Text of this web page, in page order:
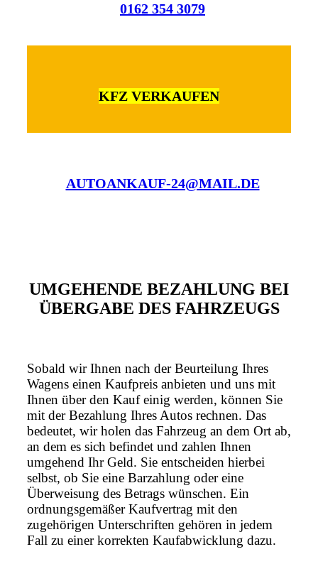
0162 354 3079
KFZ VERKAUFEN
AUTOANKAUF-24@MAIL.DE
UMGEHENDE BEZAHLUNG BEI
ÜBERGABE DES FAHRZEUGS
Sobald wir Ihnen nach der Beurteilung Ihres
Wagens einen Kaufpreis anbieten und uns mit
Ihnen über den Kauf einig werden, können Sie
mit der Bezahlung Ihres Autos rechnen. Das
bedeutet, wir holen das Fahrzeug an dem Ort ab,
an dem es sich befindet und zahlen Ihnen
umgehend Ihr Geld. Sie entscheiden hierbei
selbst, ob Sie eine Barzahlung oder eine
Überweisung des Betrags wünschen. Ein
ordnungsgemäßer Kaufvertrag mit den
zugehörigen Unterschriften gehören in jedem
Fall zu einer korrekten Kaufabwicklung dazu.